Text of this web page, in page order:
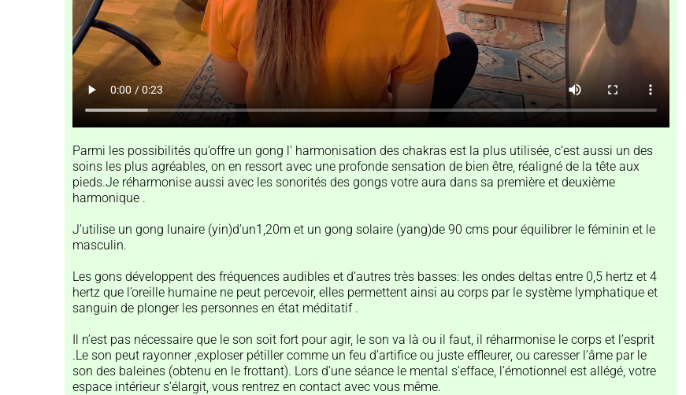
Parmi les possibilités qu’offre un gong l' harmonisation des chakras est la plus utilisée, c’est aussi un des
soins les plus agréables, on en ressort avec une profonde sensation de bien être, réaligné de la tête aux
pieds.Je réharmonise aussi avec les sonorités des gongs votre aura dans sa première et deuxième
harmonique .
J’utilise un gong lunaire (yin)d’un1,20m et un gong solaire (yang)de 90 cms pour équilibrer le féminin et le
masculin.
Les gons développent des fréquences audibles et d’autres très basses: les ondes deltas entre 0,5 hertz et 4
hertz que l’oreille humaine ne peut percevoir, elles permettent ainsi au corps par le système lymphatique et
sanguin de plonger les personnes en état méditatif .
Il n’est pas nécessaire que le son soit fort pour agir, le son va là ou il faut, il réharmonise le corps et l’esprit
.Le son peut rayonner ,exploser pétiller comme un feu d’artifice ou juste effleurer, ou caresser l’âme par le
son des baleines (obtenu en le frottant). Lors d’une séance le mental s’efface, l’émotionnel est allégé, votre
espace intérieur s’élargit, vous rentrez en contact avec vous même.